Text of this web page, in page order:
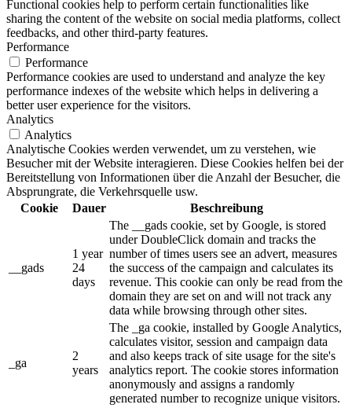
Functional cookies help to perform certain functionalities like
sharing the content of the website on social media platforms, collect
feedbacks, and other third-party features.
Performance
Performance
Performance cookies are used to understand and analyze the key
performance indexes of the website which helps in delivering a
better user experience for the visitors.
Analytics
Analytics
Analytische Cookies werden verwendet, um zu verstehen, wie
Besucher mit der Website interagieren. Diese Cookies helfen bei der
Bereitstellung von Informationen über die Anzahl der Besucher, die
Absprungrate, die Verkehrsquelle usw.
Cookie
Dauer Beschreibung
__gads
1 year
24
days
The __gads cookie, set by Google, is stored
under DoubleClick domain and tracks the
number of times users see an advert, measures
the success of the campaign and calculates its
revenue. This cookie can only be read from the
domain they are set on and will not track any
data while browsing through other sites.
_ga
2
years
The _ga cookie, installed by Google Analytics,
calculates visitor, session and campaign data
and also keeps track of site usage for the site's
analytics report. The cookie stores information
anonymously and assigns a randomly
generated number to recognize unique visitors.